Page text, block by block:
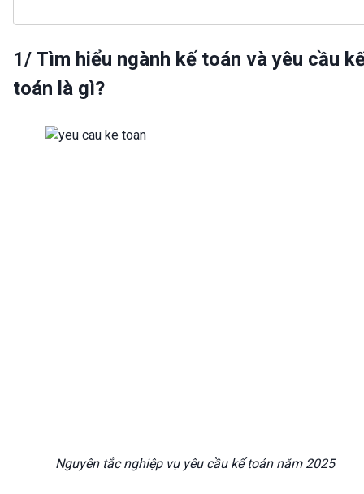
1/ Tìm hiểu ngành kế toán và yêu cầu
toán là gì?
Nguyên tắc nghiệp vụ yêu cầu kế toán năm 2025